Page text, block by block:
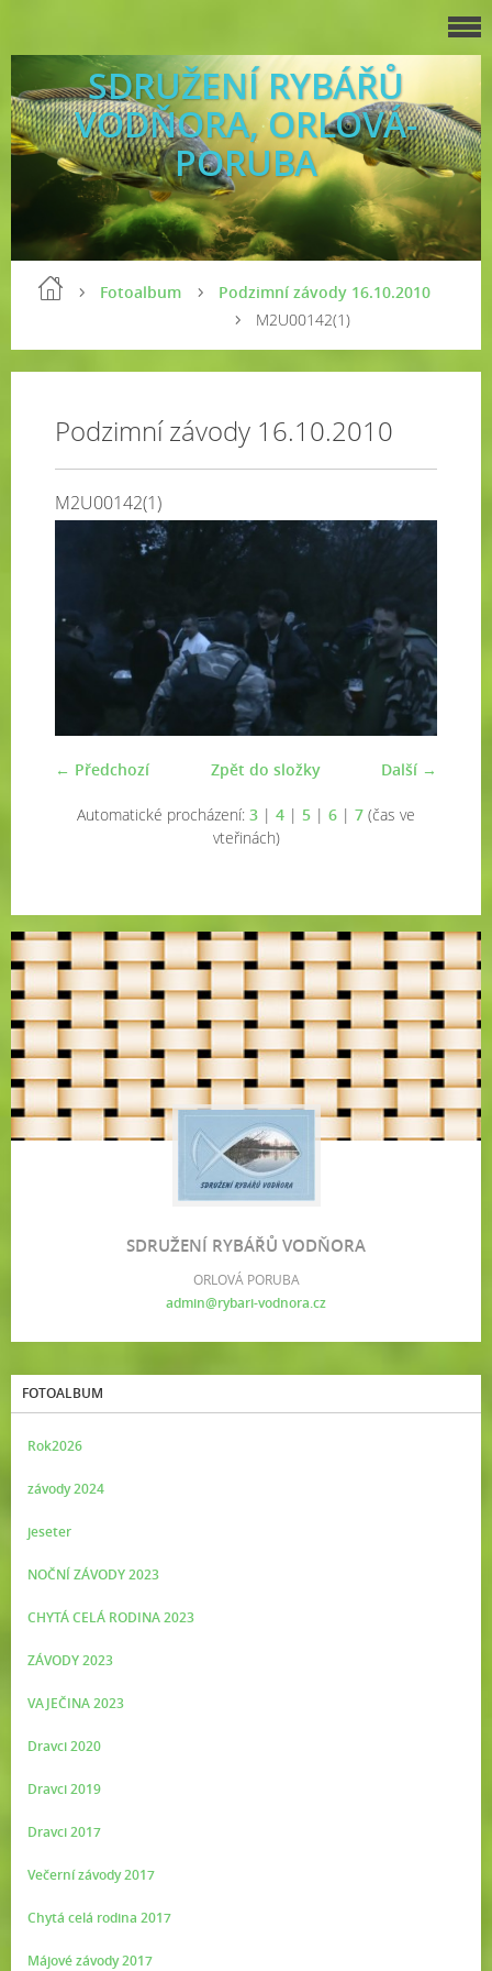
SDRUŽENÍ RYBÁŘŮ
VODŇORA, ORLOVÁ-
PORUBA
Fotoalbum
Podzimní závody 16.10.2010
M2U00142(1)
Podzimní závody 16.10.2010
M2U00142(1)
← Předchozí Další →
Zpět do složky
Automatické procházení: 3 | 4 | 5 | 6 | 7 (čas ve
vteřinách)
SDRUŽENÍ RYBÁŘŮ VODŇORA
ORLOVÁ PORUBA
admin@rybari-vodnora.cz
FOTOALBUM
Rok2026
závody 2024
jeseter
NOČNÍ ZÁVODY 2023
CHYTÁ CELÁ RODINA 2023
ZÁVODY 2023
VAJEČINA 2023
Dravci 2020
Dravci 2019
Dravci 2017
Večerní závody 2017
Chytá celá rodina 2017
Májové závody 2017